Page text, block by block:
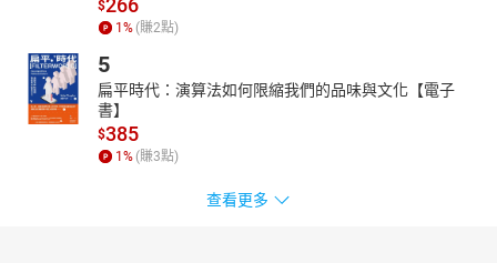
$266
1 % (賺2點)
5
扁平時代：演算法如何限縮我們的品味與文化【電子
書】
$385
1 % (賺3點)
查看更多